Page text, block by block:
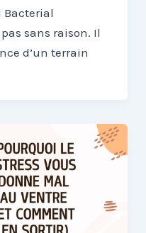
Bacterial
sans raison. Il
d’un terrain